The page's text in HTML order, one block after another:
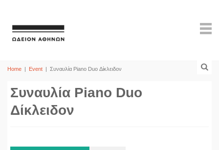
Home | Event | Συναυλία Piano Duo Δίκλειδον
Συναυλία Piano Duo
Δίκλειδον